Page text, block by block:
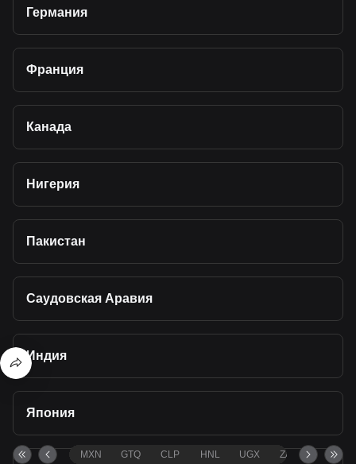
Германия
Франция
Канада
Нигерия
Пакистан
Саудовская Аравия
Индия
Япония
MXN GTQ CLP HNL UGX ZAR TND